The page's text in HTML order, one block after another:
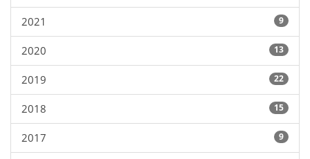
2021 9
2020 13
2019 22
2018 15
2017 9